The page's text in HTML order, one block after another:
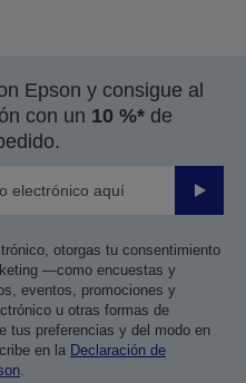
Epson y consigue al
con un 10 %* de
Enviar
otorgas tu consentimiento
—como encuestas y
eventos, promociones y
u otras formas de
tus preferencias y del modo en
en la Declaración de
.